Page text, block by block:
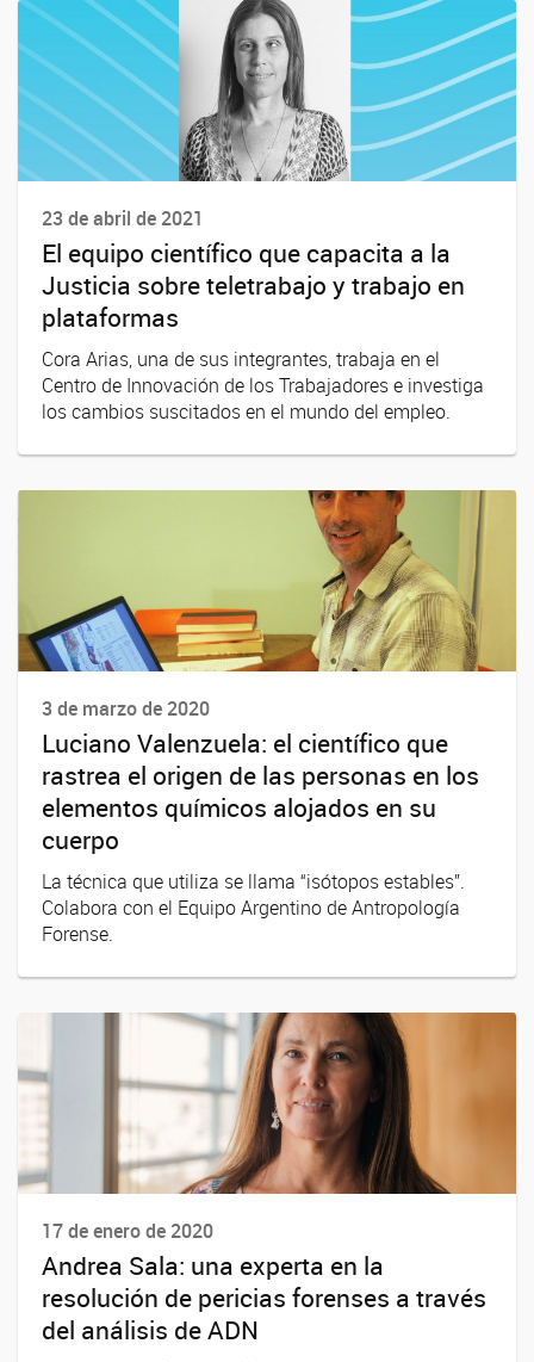
23 de abril de 2021
El equipo científico que capacita a la
Justicia sobre teletrabajo y trabajo en
plataformas
Cora Arias, una de sus integrantes, trabaja en el
Centro de Innovación de los Trabajadores e investiga
los cambios suscitados en el mundo del empleo.
3 de marzo de 2020
Luciano Valenzuela: el científico que
rastrea el origen de las personas en los
elementos químicos alojados en su
cuerpo
La técnica que utiliza se llama “isótopos estables”.
Colabora con el Equipo Argentino de Antropología
Forense.
17 de enero de 2020
Andrea Sala: una experta en la
resolución de pericias forenses a través
del análisis de ADN